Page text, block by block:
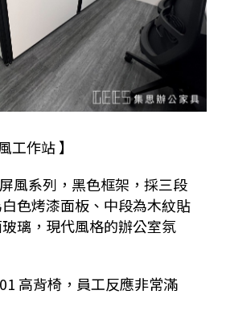
工作站 】
風系列，黑色框架，採三段
色烤漆面板、中段為木紋貼
璃，現代風格的辦公室氛
高背椅，員工反應非常滿